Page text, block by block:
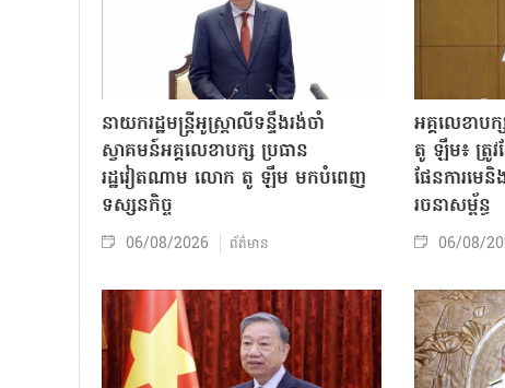
នាយករដ្ឋមន្ត្រីអូស្ត្រាលីទន្ទឹងរង់ចាំ
ស្វាគមន៍អគ្គលេខាបក្ស ប្រធាន
រដ្ឋវៀតណាម លោក តូ ឡឹម មកបំពេញ
ទស្សនកិច្ច
06/08/2026 ព័ត៌មាន
អគ្គលេខាប
តូ ឡឹម៖ ត្រូវតែ
ផែនការមេនិ
រចនាសម្ព័ន្ធ
06/08/